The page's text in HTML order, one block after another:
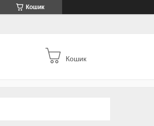
Кошик
Кошик